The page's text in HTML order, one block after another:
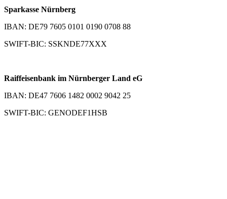
Sparkasse Nürnberg
IBAN: DE79 7605 0101 0190 0708 88
SWIFT-BIC: SSKNDE77XXX
Raiffeisenbank im Nürnberger Land eG
IBAN: DE47 7606 1482 0002 9042 25
SWIFT-BIC: GENODEF1HSB